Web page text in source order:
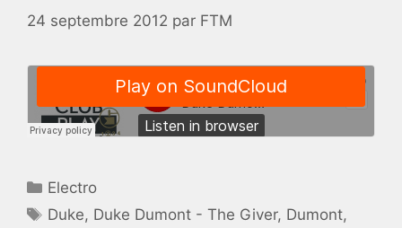
24 septembre 2012 par FTM
Catégories
Electro
Étiquettes
Duke, Duke Dumont - The Giver, Dumont,